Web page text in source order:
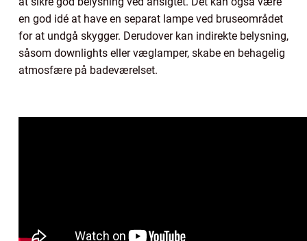
en god idé at have en separat lampe ved bruseområdet
for at undgå skygger. Derudover kan indirekte belysning,
såsom downlights eller væglamper, skabe en behagelig
atmosfære på badeværelset.